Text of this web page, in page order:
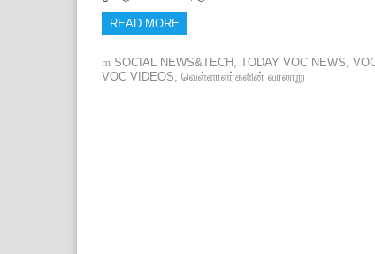
READ MORE
SOCIAL NEWS&TECH , TODAY VOC NEWS,
VOC VIDEOS, வெள்ளாளர்களின் வரலாறு